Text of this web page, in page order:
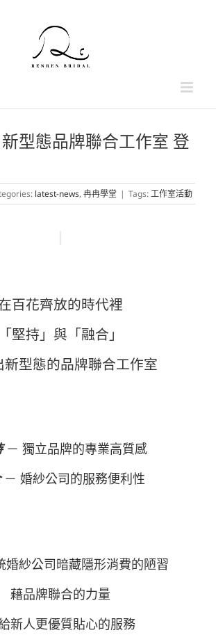
型態品牌聯合工作室 登
latest-news, 冉冉學堂 | Tags:工作室活動
百花齊放的時代裡
「堅持」與「融合」
新型態的品牌聯合工作室
－ 獨立品牌的專業高質感
－ 婚紗公司的服務便利性
婚紗公司暗藏隱形消費的陋習
藉品牌聯合的力量
新人更優質貼心的服務